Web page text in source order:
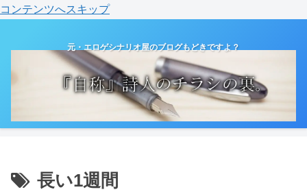
コンテンツへスキップ
元・エロゲシナリオ屋のブログもどきですよ？
長い1週間